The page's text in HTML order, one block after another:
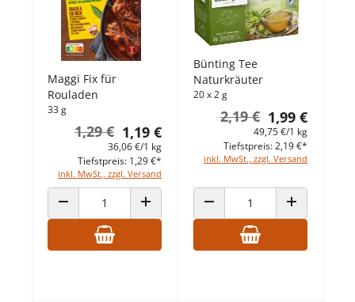
Maggi Fix für
Rouladen
33 g
1,19 €
1,29 €
36,06 €/1 kg
inkl. MwSt., zzgl. Versand
Tiefstpreis: 1,29 €*
ANZAHL VERRINGERNANZAHL ERHÖHEN
Bünting Tee
Naturkräuter
20 x 2 g
1,99 €
2,19 €
49,75 €/1 kg
inkl. MwSt., zzgl. Versand
Tiefstpreis: 2,19 €*
ANZAHL VERRINGERNANZAHL